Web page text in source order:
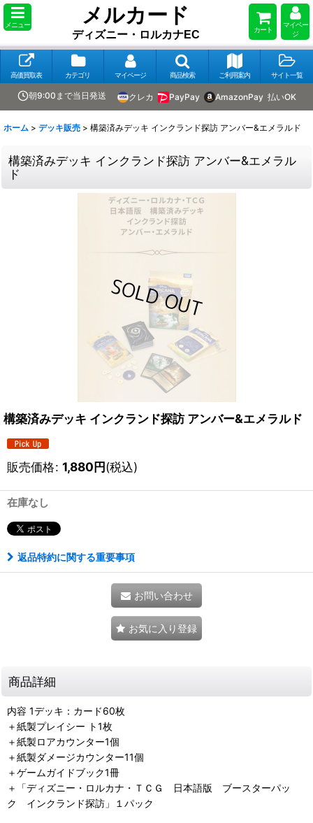
メニュー メルカード
ディズニー・ロルカナEC カート
マイペー
ジ
高価買取表 カテゴリ マイページ 商品検索 ご利用案内 サイト一覧
朝9:00まで当日発送 クレカ PayPay AmazonPay 払いOK
ホーム > デッキ販売 > 構築済みデッキ インクランド探訪 アンバー&エメラルド
構築済みデッキ インクランド探訪 アンバー&エメラル
ド
構築済みデッキ インクランド探訪 アンバー&エメラルド
販売価格: 1,880円(税込)
在庫なし
返品特約に関する重要事項
お問い合わせ
お気に入り登録
商品詳細
内容 1デッキ：カード60枚
＋紙製プレイシー ト1枚
＋紙製ロアカウンター1個
＋紙製ダメージカウンター11個
＋ゲームガイドブック1冊
＋「ディズニー・ロルカナ・ＴＣＧ 日本語版 ブースターパッ
ク インクランド探訪」１パック